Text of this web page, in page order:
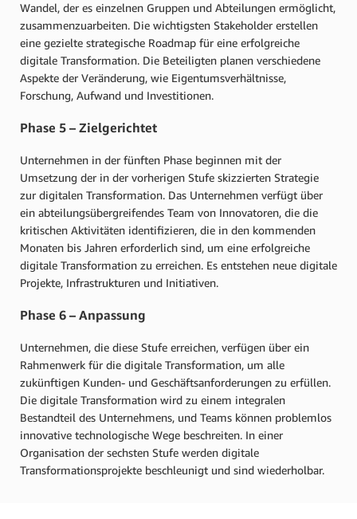
Wandel, der es einzelnen Gruppen und Abteilungen ermöglicht,
zusammenzuarbeiten. Die wichtigsten Stakeholder erstellen
eine gezielte strategische Roadmap für eine erfolgreiche
digitale Transformation. Die Beteiligten planen verschiedene
Aspekte der Veränderung, wie Eigentumsverhältnisse,
Forschung, Aufwand und Investitionen.
Phase 5 – Zielgerichtet
Unternehmen in der fünften Phase beginnen mit der
Umsetzung der in der vorherigen Stufe skizzierten Strategie
zur digitalen Transformation. Das Unternehmen verfügt über
ein abteilungsübergreifendes Team von Innovatoren, die die
kritischen Aktivitäten identifizieren, die in den kommenden
Monaten bis Jahren erforderlich sind, um eine erfolgreiche
digitale Transformation zu erreichen. Es entstehen neue digitale
Projekte, Infrastrukturen und Initiativen.
Phase 6 – Anpassung
Unternehmen, die diese Stufe erreichen, verfügen über ein
Rahmenwerk für die digitale Transformation, um alle
zukünftigen Kunden- und Geschäftsanforderungen zu erfüllen.
Die digitale Transformation wird zu einem integralen
Bestandteil des Unternehmens, und Teams können problemlos
innovative technologische Wege beschreiten. In einer
Organisation der sechsten Stufe werden digitale
Transformationsprojekte beschleunigt und sind wiederholbar.